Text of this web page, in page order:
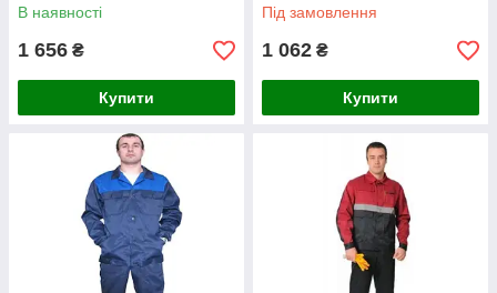
В наявності
1 656 ₴
Купити
Під замовлення
1 062 ₴
Купити